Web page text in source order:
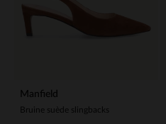
Manfield
Bruine suède slingbacks